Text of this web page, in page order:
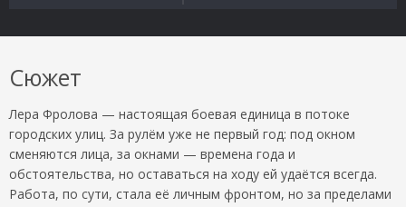
Сюжет
Лера Фролова — настоящая боевая единица в потоке
городских улиц. За рулём уже не первый год: под окном
сменяются лица, за окнами — времена года и
обстоятельства, но оставаться на ходу ей удаётся всегда.
Работа, по сути, стала её личным фронтом, но за пределами